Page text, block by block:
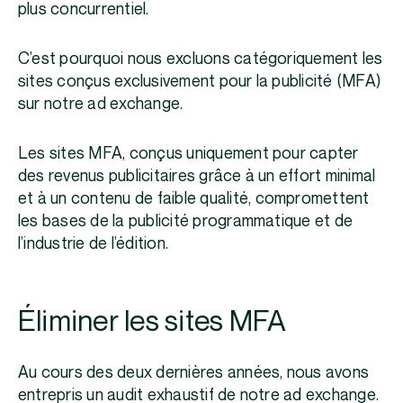
plus concurrentiel.
C’est pourquoi nous excluons catégoriquement les
sites conçus exclusivement pour la publicité (MFA)
sur notre ad exchange.
Les sites MFA, conçus uniquement pour capter
des revenus publicitaires grâce à un effort minimal
et à un contenu de faible qualité, compromettent
les bases de la publicité programmatique et de
l’industrie de l’édition.
Éliminer les sites MFA
Au cours des deux dernières années, nous avons
entrepris un audit exhaustif de notre ad exchange.